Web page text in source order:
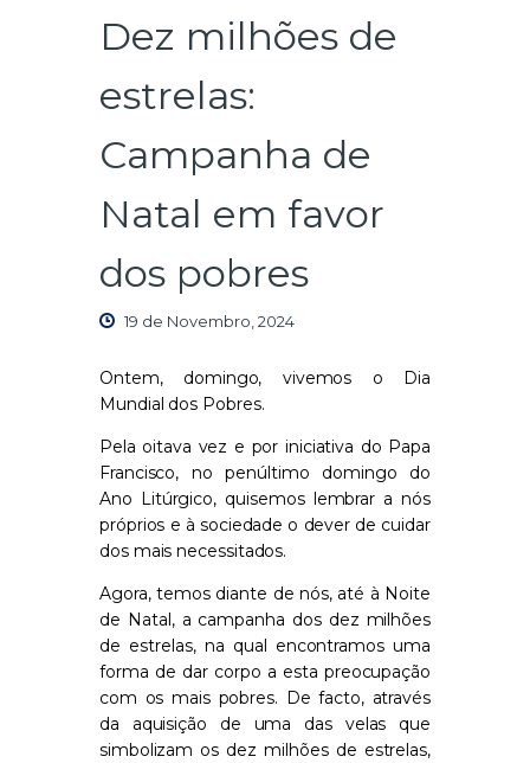
MULTIMÉDIA
SENTIR COM A IGREJA
CONTACTOS
Dez milhões de
estrelas:
Campanha de
Natal em favor
dos pobres
19 de Novembro, 2024
Ontem, domingo, vivemos o Dia
Mundial dos Pobres.
Pela oitava vez e por iniciativa do Papa
Francisco, no penúltimo domingo do
Ano Litúrgico, quisemos lembrar a nós
próprios e à sociedade o dever de cuidar
dosmais necessitados.
Agora,temos diante de nós,até à Noite
de Natal, a campanha dos dez milhões
de estrelas,na qual encontramos uma
forma de dar corpo a esta preocupação
com os mais pobres. De facto, através
da aquisição de uma das velas que
simbolizam os dez milhões de estrelas,